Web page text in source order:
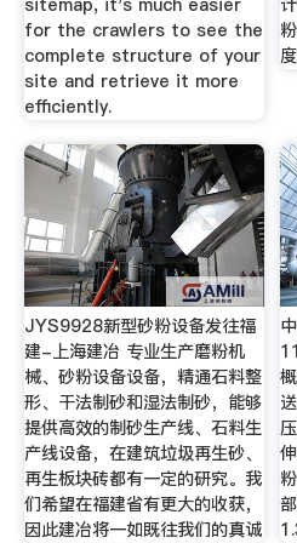
sitemap, it's much easier
for the crawlers to see the
complete structure of your
site and retrieve it more
efficiently.
JYS9928新型砂粉设备发往福
建-上海建冶 专业生产磨粉机
械、砂粉设备设备，精通石料整
形、干法制砂和湿法制砂，能够
提供高效的制砂生产线、石料生
产线设备，在建筑垃圾再生砂、
再生板块砖都有一定的研究。我
们希望在福建省有更大的收获，
因此建冶将一如既往我们的真诚